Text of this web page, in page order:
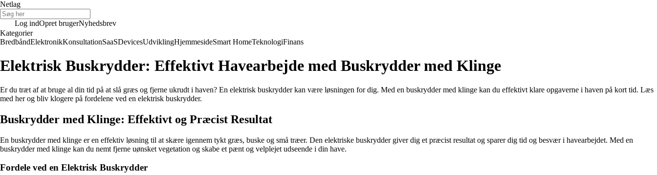
Netlag
Log indOpret brugerNyhedsbrev
Kategorier
BredbåndElektronikKonsultationSaaSDevicesUdviklingHjemmesideSmart HomeTeknologiFinans
Elektrisk Buskrydder: Effektivt Havearbejde med Buskrydder med Klinge
Er du træt af at bruge al din tid på at slå græs og fjerne ukrudt i haven? En elektrisk buskrydder kan være løsningen for dig. Med en buskrydder med klinge kan du effektivt klare opgaverne i haven på kort tid. Læs
med her og bliv klogere på fordelene ved en elektrisk buskrydder.
Buskrydder med Klinge: Effektivt og Præcist Resultat
En buskrydder med klinge er en effektiv løsning til at skære igennem tykt græs, buske og små træer. Den elektriske buskrydder giver dig et præcist resultat og sparer dig tid og besvær i havearbejdet. Med en
buskrydder med klinge kan du nemt fjerne uønsket vegetation og skabe et pænt og velplejet udseende i din have.
Fordele ved en Elektrisk Buskrydder